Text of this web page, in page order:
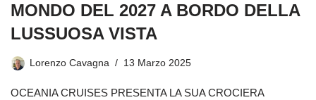
MONDO DEL 2027 A BORDO DELLA
LUSSUOSA VISTA
Lorenzo Cavagna 13 Marzo 2025
OCEANIA CRUISES PRESENTA LA SUA CROCIERA